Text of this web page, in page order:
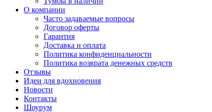
О компании
Часто задаваемые вопросы
Договор оферты
Гарантия
Доставка и оплата
Политика конфиденциальности
Политика возврата денежных средств
Отзывы
Идеи для вдохновения
Новости
Контакты
Шоурум